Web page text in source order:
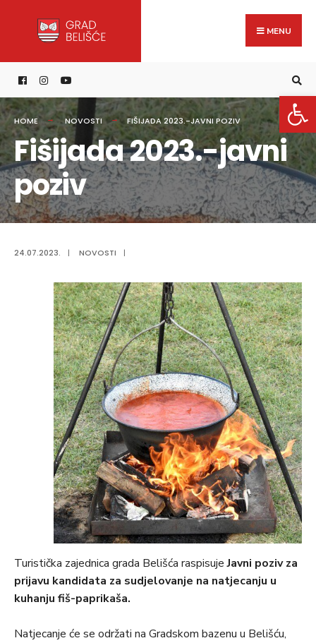
content
MENU
HOME NOVOSTI FIŠIJADA 2023.-JAVNI POZIV
Fišijada 2023.-javni
poziv
24.07.2023. | NOVOSTI |
Turistička zajednica grada Belišća raspisujeJavni poziv za
prijavu kandidata za sudjelovanje na natjecanju u
kuhanju fiš-paprikaša.
Natjecanje će se održati na Gradskom bazenu u Belišću,
for: